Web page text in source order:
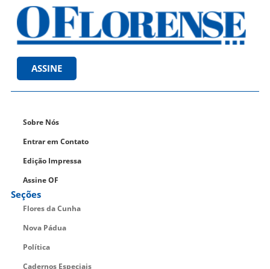
ASSINE
Sobre Nós
Entrar em Contato
Edição Impressa
Assine OF
Seções
Flores da Cunha
Nova Pádua
Política
Cadernos Especiais